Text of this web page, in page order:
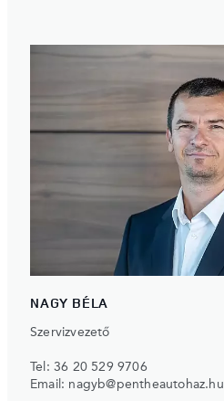
NAGY BÉLA
Szervizvezető
Tel: 36 20 529 9706
Email: nagyb@pentheautohaz.hu